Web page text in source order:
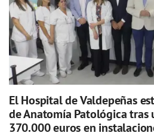
El Hospital de Valdepeñas
de Anatomía Patológica tras
370.000 euros en